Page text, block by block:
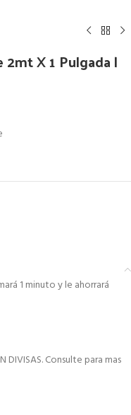
X 1 Pulgada |
1 minuto y le ahorrará
DIVISAS. Consulte para mas